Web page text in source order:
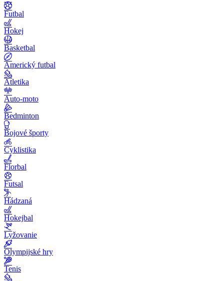
Futbal
Hokej
Basketbal
Americký futbal
Atletika
Auto-moto
Bedminton
Bojové športy
Cyklistika
Florbal
Futsal
Hádzaná
Hokejbal
Lyžovanie
Olympijské hry
Tenis